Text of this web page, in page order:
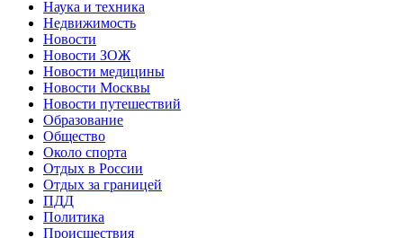
Наука и техника
Недвижимость
Новости
Новости ЗОЖ
Новости медицины
Новости Москвы
Новости путешествий
Образование
Общество
Около спорта
Отдых в России
Отдых за границей
ПДД
Политика
Происшествия